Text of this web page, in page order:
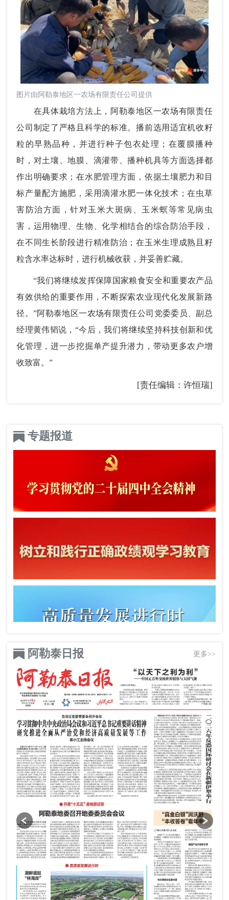
图片由阿勒泰地区一农场有限责任公司提供
在具体栽培方法上，阿勒泰地区一农场有限责任
公司制定了严格且科学的标准。播前选用适宜机收籽
粒的早熟品种，并进行种子包衣处理；在覆膜播种
时，对土壤、地膜、滴灌带、播种机具等方面选择都
作出明确要求；在水肥管理方面，依据土壤肥力和目
标产量配方施肥，采用滴灌水肥一体化技术；在虫草
害防治方面，针对玉米大斑病、玉米螟等常见病虫
害，运用物理、生物、化学相结合的综合防治手段，
在不同生长阶段进行精准防治；在玉米生理成熟且籽
粒含水率达标时，进行机械收获，并妥善贮藏。
“我们将继续发挥保障国家粮食安全和重要农产品
有效供给的重要作用，不断探索农业现代化发展新路
径。”阿勒泰地区一农场有限责任公司党委委员、副总
经理黄伟韬说，“今后，我们将继续坚持科技创新和优
化管理，进一步挖掘单产提升潜力，带动更多农户增
收致富。”
[责任编辑：许恒瑞]
专题报道
阿勒泰日报 更多>>